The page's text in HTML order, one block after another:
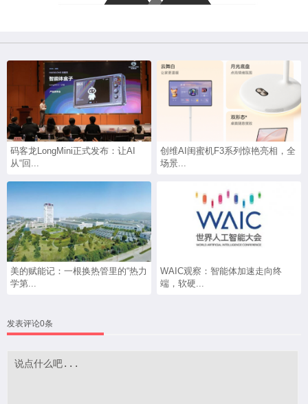
码客龙LongMini正式发布：让AI
从“回...
创维AI闺蜜机F3系列惊艳亮相，全
场景...
美的赋能记：一根换热管里的“热力
学第...
WAIC观察：智能体加速走向终
端，软硬...
发表评论0条